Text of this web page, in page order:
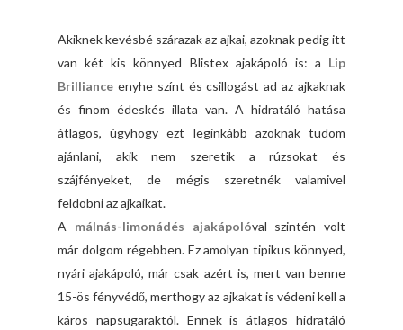
Akiknek kevésbé szárazak az ajkai, azoknak pedig itt
van két kis könnyed Blistex ajakápoló is: a Lip
Brilliance enyhe színt és csillogást ad az ajkaknak
és finom édeskés illata van. A hidratáló hatása
átlagos, úgyhogy ezt leginkább azoknak tudom
ajánlani, akik nem szeretik a rúzsokat és
szájfényeket, de mégis szeretnék valamivel
feldobni az ajkaikat.
A málnás-limonádés ajakápolóval szintén volt
már dolgom régebben. Ez amolyan tipikus könnyed,
nyári ajakápoló, már csak azért is, mert van benne
15-ös fényvédő, merthogy az ajkakat is védeni kell a
káros napsugaraktól. Ennek is átlagos hidratáló